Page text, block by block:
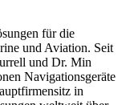
für die
und Aviation. Seit
und Dr. Min
Navigationsgeräte
in